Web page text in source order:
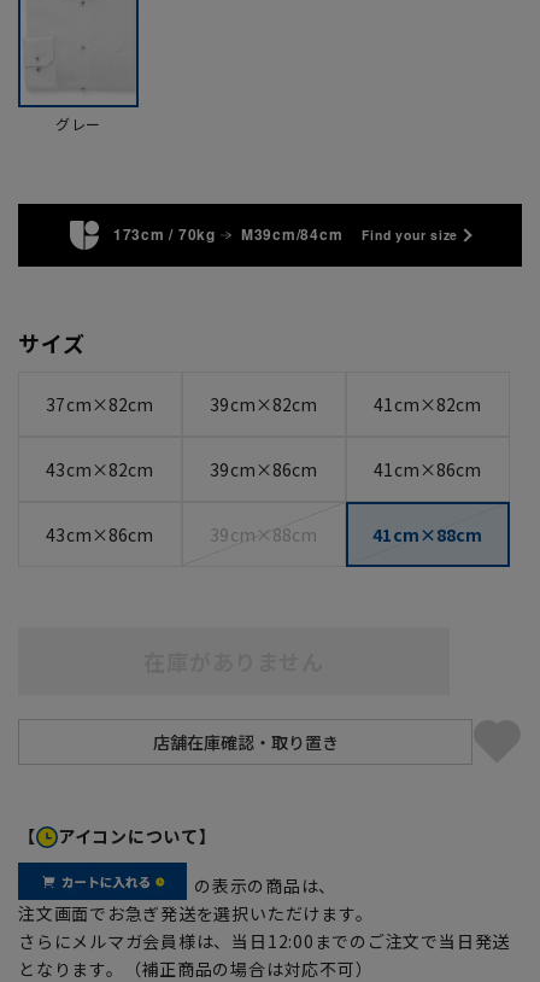
グレー
173cm / 70kg M39cm/84cm Find your size
サイズ
37cm×82cm 39cm×82cm 41cm×82cm
43cm×82cm 39cm×86cm 41cm×86cm
43cm×86cm 39cm×88cm 41cm×88cm
【 アイコンについて】
の表示の商品は、
注文画面でお急ぎ発送を選択いただけます。
さらにメルマガ会員様は、当日12:00までのご注文で当日発送
となります。（補正商品の場合は対応不可）